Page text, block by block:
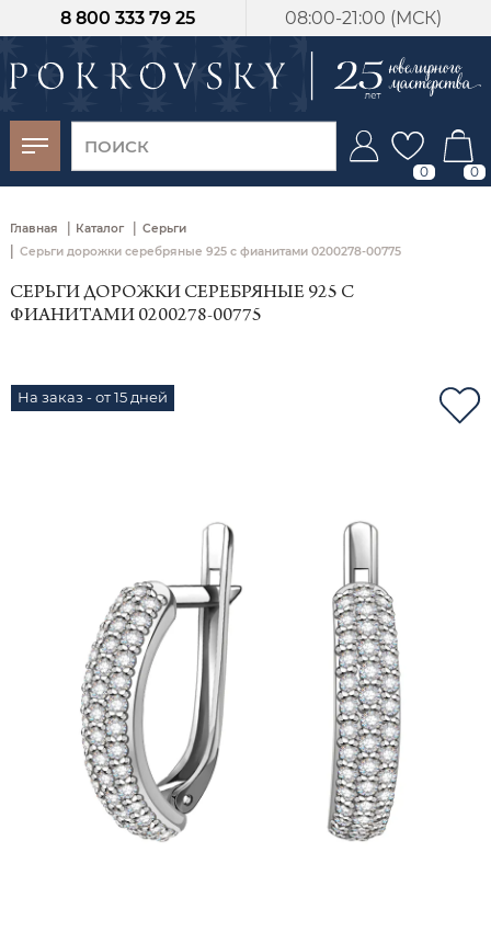
08:00-21:00 (МСК)
8 800 333 79 25
0 0
Главная | Каталог | Серьги
| Серьги дорожки серебряные 925 с фианитами 0200278-00775
СЕРЬГИ ДОРОЖКИ СЕРЕБРЯНЫЕ 925 С
ФИАНИТАМИ 0200278-00775
На заказ - от 15 дней
-30%
от 15 дней с
момента оплаты